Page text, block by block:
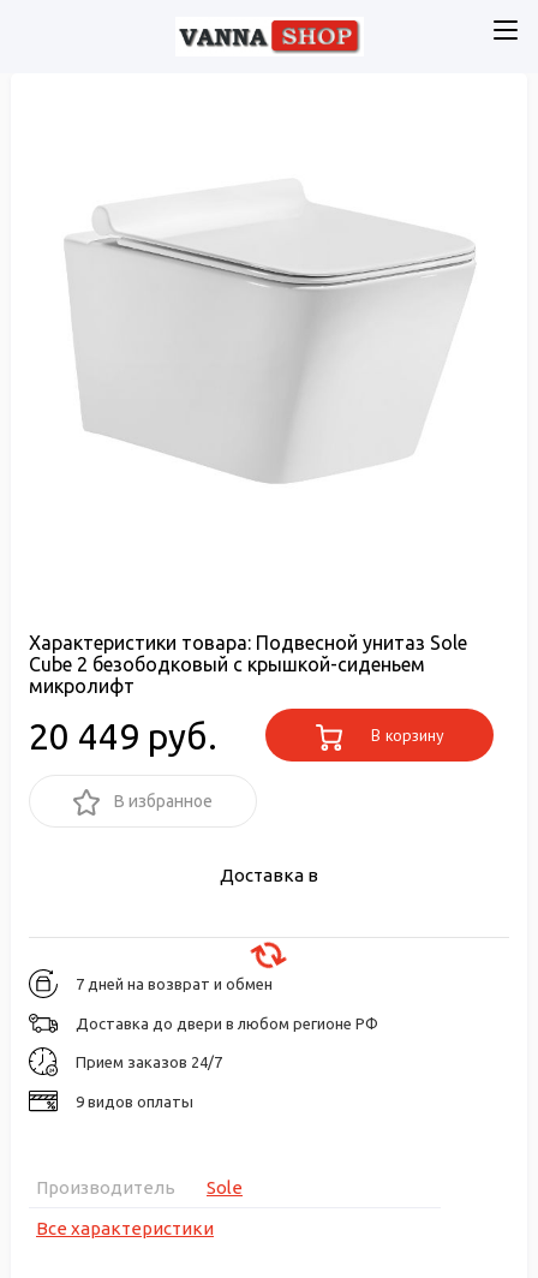
Характеристики товара: Подвесной унитаз Sole
Cube 2 безободковый с крышкой-сиденьем
микролифт
20 449 руб. В корзину
В избранное
Доставка в
7 дней на возврат и обмен
Доставка до двери в любом регионе РФ
Прием заказов 24/7
9 видов оплаты
Производитель
Sole
Все характеристики